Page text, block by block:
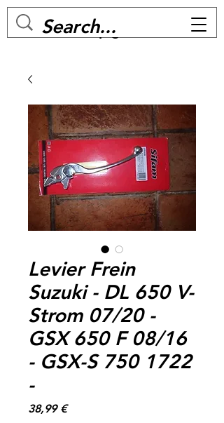
MC BIKE Perpignan
Levier Frein
Suzuki - DL 650 V-
Strom 07/20 -
GSX 650 F 08/16
- GSX-S 750 1722
-
38,99 €Prix